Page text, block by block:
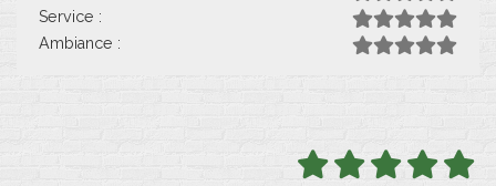
Service :
Ambiance :